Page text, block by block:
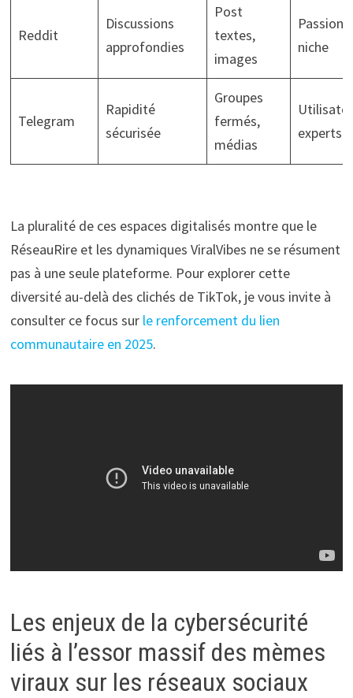
Reddit
Discussions
approfondies
Post
textes,
images
niche
Telegram
Rapidité
sécurisée
Groupes
fermés,
médias
experts
La pluralité de ces espaces digitalisés montre que le
RéseauRire et les dynamiques ViralVibes ne se résument
pas à une seule plateforme. Pour explorer cette
diversité au-delà des clichés de TikTok, je vous invite à
consulter ce focus sur le renforcement du lien
communautaire en 2025.
Les enjeux de la cybersécurité
liés à l’essor massif des mèmes
viraux sur les réseaux sociaux